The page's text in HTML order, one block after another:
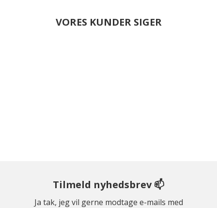
VORES KUNDER SIGER
Tilmeld nyhedsbrev 📫
Ja tak, jeg vil gerne modtage e-mails med